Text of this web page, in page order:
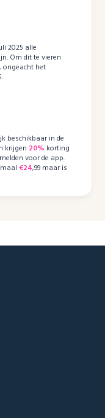
2025 alle
Om dit te vieren
ongeacht het
beschikbaar in de
krijgen 20% korting
voor de app.
€24,99 maar is